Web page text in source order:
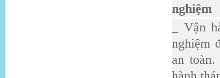
nghiệm
_ Vận
nghiệm
an